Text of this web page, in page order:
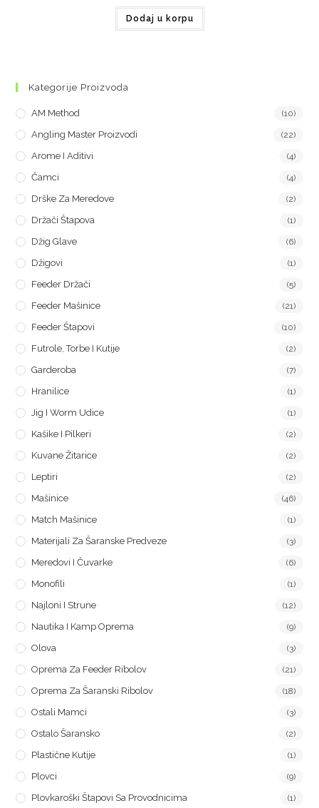
Dodaj u korpu
Kategorije Proizvoda
AM Method (10)
Angling Master Proizvodi (22)
Arome I Aditivi (4)
Čamci (4)
Drške Za Meredove (2)
Držači Štapova (1)
Džig Glave (6)
Džigovi (1)
Feeder Držači (5)
Feeder Mašinice (21)
Feeder Štapovi (10)
Futrole, Torbe I Kutije (2)
Garderoba (7)
Hranilice (1)
Jig I Worm Udice (1)
Kašike I Pilkeri (2)
Kuvane Žitarice (2)
Leptiri (2)
Mašinice (46)
Match Mašinice (1)
Materijali Za Šaranske Predveze (3)
Meredovi I Čuvarke (6)
Monofili (1)
Najloni I Strune (12)
Nautika I Kamp Oprema (9)
Olova (3)
Oprema Za Feeder Ribolov (21)
Oprema Za Šaranski Ribolov (18)
Ostali Mamci (3)
Ostalo Šaransko (2)
Plastične Kutije (1)
Plovci (9)
Plovkaroški Štapovi Sa Provodnicima (1)